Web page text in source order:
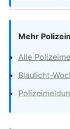
Mehr
Alle
Blaulicht-